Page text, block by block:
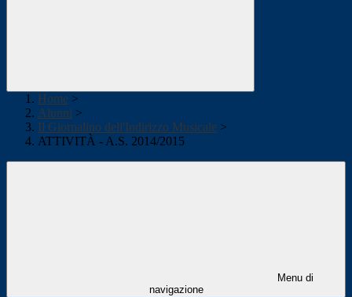
Home >
Alunni >
Il Giornalino dell'Indirizzo Musicale >
ATTIVITÀ - A.S. 2014/2015
Menu di
navigazione